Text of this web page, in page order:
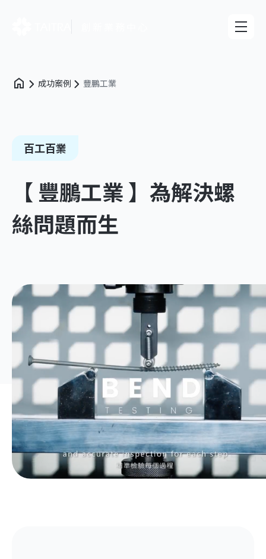
成功案例 豐鵬工業
百工百業
【 豐鵬工業 】為解決螺
絲問題而生